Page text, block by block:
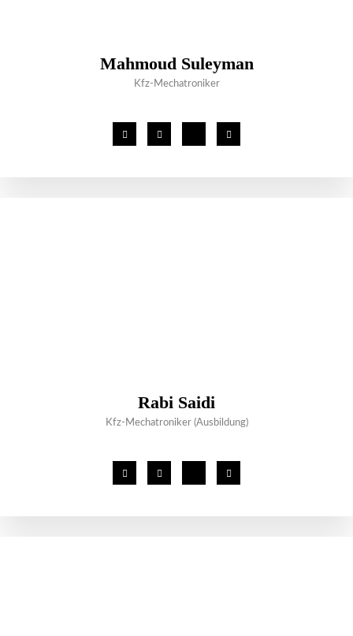
Mahmoud Suleyman
Kfz-Mechatroniker
Rabi Saidi
Kfz-Mechatroniker (Ausbildung)